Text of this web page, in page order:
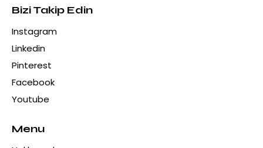
Bizi Takip Edin
Instagram
Linkedin
Pinterest
Facebook
Youtube
Menu